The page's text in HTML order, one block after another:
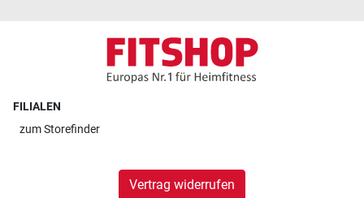
FILIALEN
zumStorefinder
Vertrag widerrufen